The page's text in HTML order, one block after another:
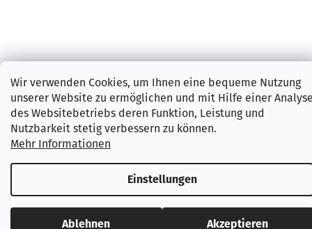
Wir verwenden Cookies, um Ihnen eine bequeme Nutzung
unserer Website zu ermöglichen und mit Hilfe einer
des Websitebetriebs deren Funktion, Leistung und
Nutzbarkeit stetig verbessern zu können.
Mehr Informationen
Einstellungen
Ablehnen Akzeptieren